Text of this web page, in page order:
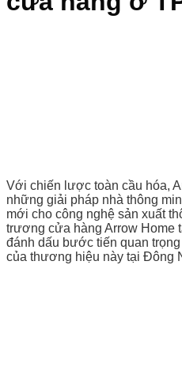
Với chiến lược toàn cầu hóa,
những giải pháp nhà thông
mới cho công nghệ sản xuất
trương cửa hàng Arrow Home
đánh dấu bước tiến quan
của thương hiệu này tại Đông